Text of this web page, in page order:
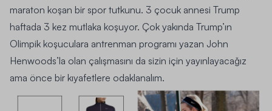
maraton koşan bir spor tutkunu. 3 çocuk annesi Trump
haftada 3 kez mutlaka koşuyor. Çok yakında Trump’ın
Olimpik koşuculara antrenman programı yazan John
Henwoods’la olan çalışmasını da sizin için yayınlayacağız
ama önce bir kıyafetlere odaklanalım.